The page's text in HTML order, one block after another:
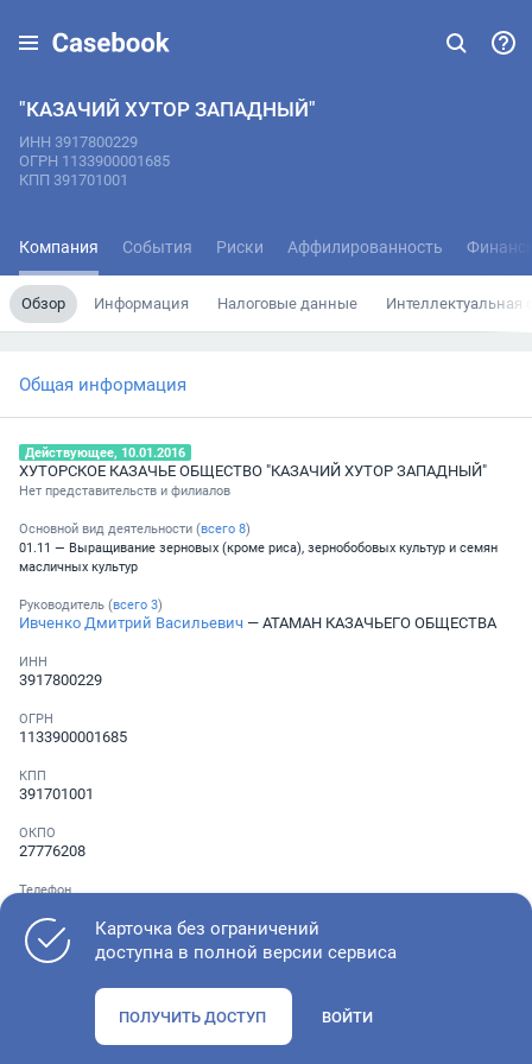
"КАЗАЧИЙ ХУТОР ЗАПАДНЫЙ"
ИНН 3917800229
ОГРН 1133900001685
КПП 391701001
Компания События Риски Аффилированность
Обзор Информация Налоговые данные Интеллектуальная
Общая информация
Действующее, 10.01.2016
ХУТОРСКОЕ КАЗАЧЬЕ ОБЩЕСТВО "КАЗАЧИЙ ХУТОР ЗАПАДНЫЙ"
Нет представительств и филиалов
Основной вид деятельности (всего 8)
01.11 — Выращивание зерновых (кроме риса), зернобобовых культур и семян
масличных культур
Руководитель (всего 3)
Ивченко Дмитрий Васильевич — АТАМАН КАЗАЧЬЕГО ОБЩЕСТВА
ИНН
3917800229
ОГРН
1133900001685
КПП
391701001
ОКПО
27776208
Телефон
Как оценить состояние компании
Карточка без ограничений
доступна в полной версии сервиса
ПОЛУЧИТЬ ДОСТУП ВОЙТИ